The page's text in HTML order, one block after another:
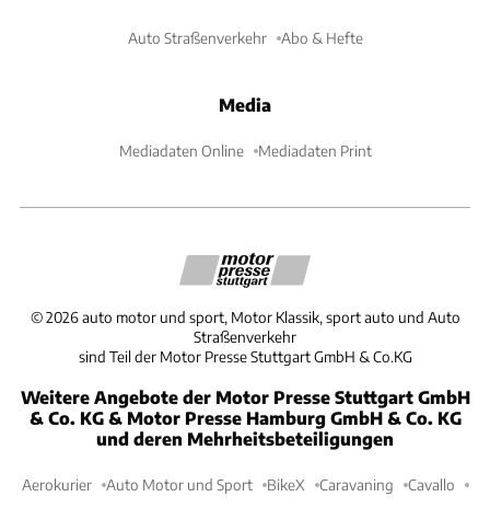
Auto Straßenverkehr Abo & Hefte
Media
Mediadaten Online Mediadaten Print
©2026 auto motor und sport, Motor Klassik, sport auto und Auto
Straßenverkehr
sind Teil der Motor Presse Stuttgart GmbH & Co.KG
Weitere Angebote der Motor Presse Stuttgart GmbH
& Co. KG & Motor Presse Hamburg GmbH & Co. KG
und deren Mehrheitsbeteiligungen
Aerokurier Auto Motor und Sport BikeX Caravaning Cavallo